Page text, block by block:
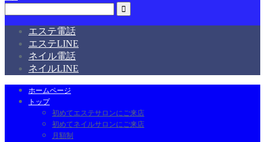
エステ電話
エステLINE
ネイル電話
ネイルLINE
ホームページ
トップ
初めてエステサロンにご来店
初めてネイルサロンにご来店
月額制